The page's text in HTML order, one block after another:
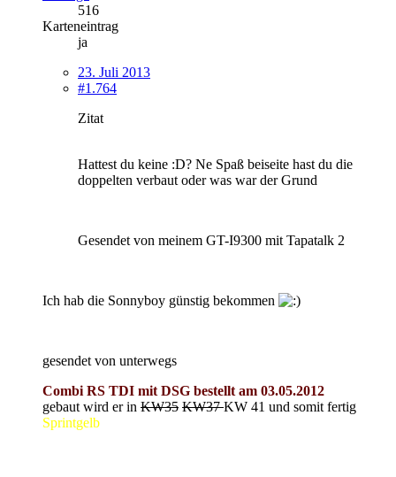
516
Karteneintrag
ja
23. Juli 2013
#1.764
Zitat
Hattest du keine :D? Ne Spaß beiseite hast du die
doppelten verbaut oder was war der Grund
Gesendet von meinem GT-I9300 mit Tapatalk 2
Ich hab die Sonnyboy günstig bekommen
gesendet von unterwegs
Combi RS TDI mit DSG bestellt am 03.05.2012
gebaut wird er in KW35 KW37KW 41 und somit fertig
Sprintgelb